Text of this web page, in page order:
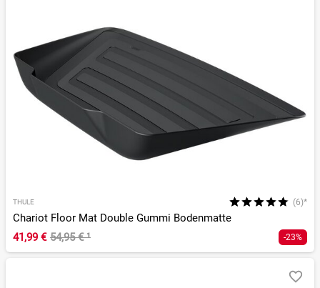
THULE (6)*
Chariot Floor Mat Double Gummi Bodenmatte
41,99 € 54,95 €¹ -23%